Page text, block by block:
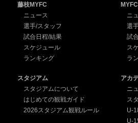
藤枝MYFC
ニュース
選手/スタッフ
試合日程/結果
スケジュール
ランキング
ニ
選
試
ス
ラ
スタジアム
スタジアムについて
はじめての観戦ガイド
2026スタジアム観戦ルール
アカ
ニ
ス
U-
U-